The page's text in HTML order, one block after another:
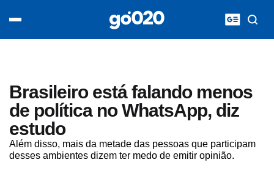
Brasileiro está falando menos
de política no WhatsApp, diz
estudo
Além disso, mais da metade das pessoas que participam
desses ambientes dizem ter medo de emitir opinião.
acontece agora
entretenimento
vídeos
pod020